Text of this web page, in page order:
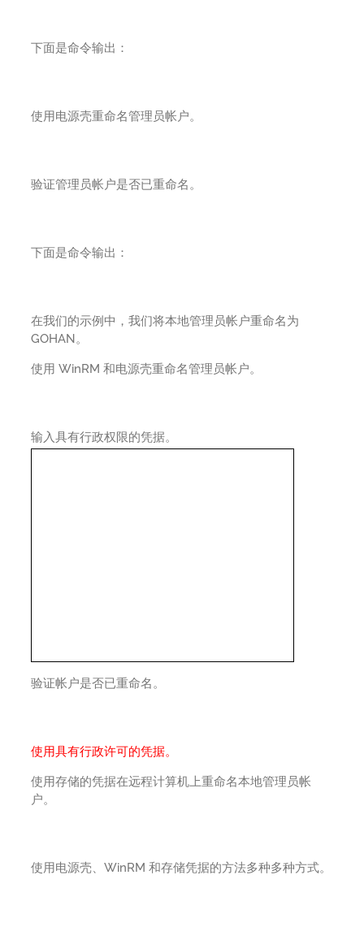
下面是命令输出：
使用电源壳重命名管理员帐户。
验证管理员帐户是否已重命名。
下面是命令输出：
在我们的示例中，我们将本地管理员帐户重命名为
GOHAN。
使用 WinRM 和电源壳重命名管理员帐户。
输入具有行政权限的凭据。
验证帐户是否已重命名。
使用具有行政许可的凭据。
使用存储的凭据在远程计算机上重命名本地管理员帐
户。
使用电源壳、WinRM 和存储凭据的方法多种多种方式。